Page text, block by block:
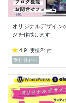
制作時に心
「サービス
「集客」「
様の課題を
ザインを作
LPデザイン
オリジナルデザイン
ジを作成します
4.9 実績21 件
受付休止中